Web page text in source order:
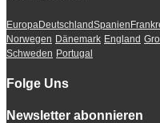
EuropaDeutschlandSpanien
Norwegen Dänemark England
Schweden Portugal
Folge Uns
Newsletter abonnieren